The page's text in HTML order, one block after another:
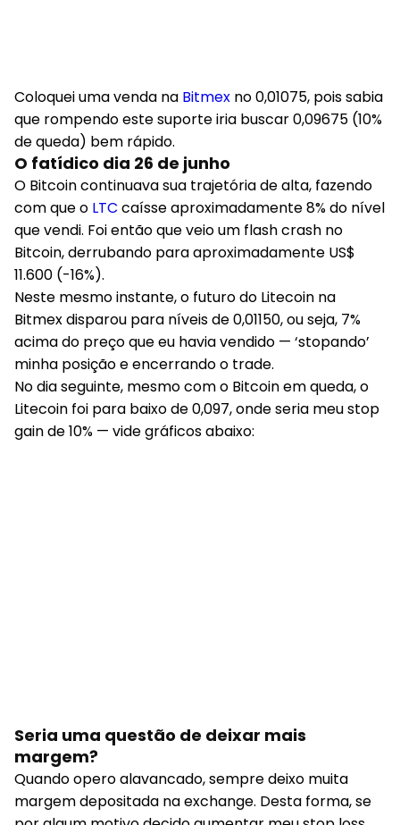
Coloquei uma venda na Bitmex no 0,01075, pois sabia
que rompendo este suporte iria buscar 0,09675 (10%
de queda) bem rápido.
O fatídico dia 26 de junho
O Bitcoin continuava sua trajetória de alta, fazendo
com que o LTC caísse aproximadamente 8% do nível
que vendi. Foi então que veio um flash crash no
Bitcoin, derrubando para aproximadamente US$
11.600 (-16%).
Neste mesmo instante, o futuro do Litecoin na
Bitmex disparou para níveis de 0,01150, ou seja, 7%
acima do preço que eu havia vendido — ‘stopando’
minha posição e encerrando o trade.
No dia seguinte, mesmo com o Bitcoin em queda, o
Litecoin foi para baixo de 0,097, onde seria meu stop
gain de 10% — vide gráficos abaixo:
Seria uma questão de deixar mais
margem?
Quando opero alavancado, sempre deixo muita
margem depositada na exchange. Desta forma, se